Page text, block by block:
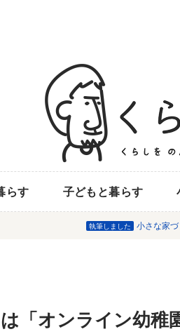
らす 子どもと暮らす
執筆しました 小さな家
「オンライン幼稚